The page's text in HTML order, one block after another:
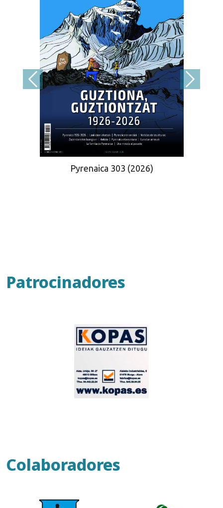
Pyrenaica 303 (2026)
Patrocinadores
Colaboradores